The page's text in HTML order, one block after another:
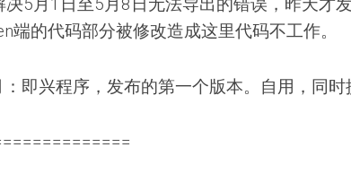
端的代码部分被修改造成这里代码不工作。
即兴程序，发布的第一个版本。自用，同时